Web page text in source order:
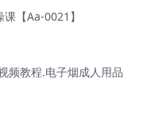
【Aa-0021】
频教程.电子烟成人用品